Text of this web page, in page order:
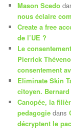
Mason Scedo
nous éclaire
Create a free
de l’UE ?
Le
Pierrick
consentement
Eliminate Skin
citoyen. Bernard
Canopée, la
pedagogie dans
décryptent le